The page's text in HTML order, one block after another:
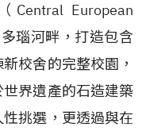
European
瑙河畔，打造包含
校舍的完整校園，
界遺產的石造建築
挑選，更透過與在